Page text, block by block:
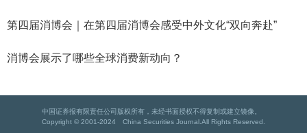
第四届消博会｜在第四届消博会感受中外文化“双向奔赴”
消博会展示了哪些全球消费新动向？
中国证券报有限责任公司版权所有，未经书面授权不得复制或建立镜像。
Copyright © 2001-2024 China Securities Journal.All Rights Reserved.